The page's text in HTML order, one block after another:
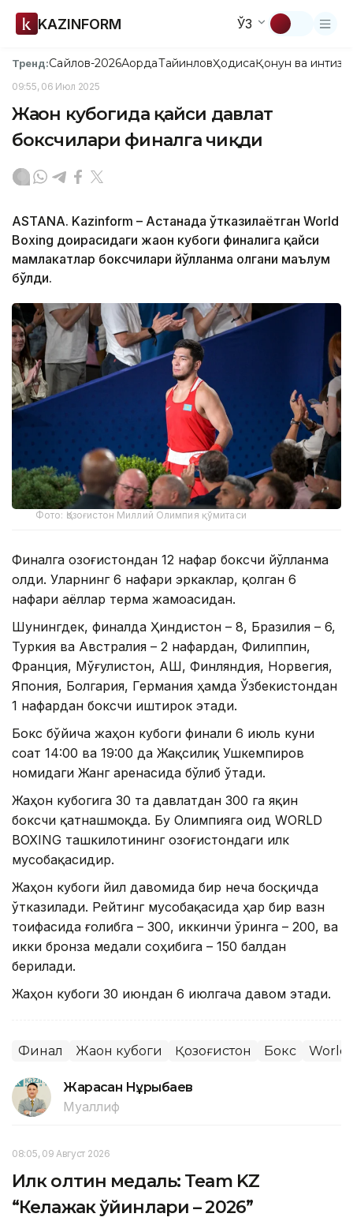
KAZINFORM ЎЗ
Тренд:Сайлов-2026АқордаТайинловҲодисаҚонун ва
09:55, 06 Июл 2025
Жаҳон кубогида қайси давлат
боксчилари финалга чиқди
ASTANA. Kazinform – Астанада ўтказилаётган World
Boxing доирасидаги жаҳон кубоги финалига қайси
мамлакатлар боксчилари йўлланма олгани маълум
бўлди.
Фото: Қозоғистон Миллий Олимпия қўмитаси
Финалга Қозоғистондан 12 нафар боксчи йўлланма
олди. Уларнинг 6 нафари эркаклар, қолган 6
нафари аёллар терма жамоасидан.
Шунингдек, финалда Ҳиндистон – 8, Бразилия – 6,
Туркия ва Австралия – 2 нафардан, Филиппин,
Франция, Мўғулистон, АҚШ, Финляндия, Норвегия,
Япония, Болгария, Германия ҳамда Ўзбекистондан
1 нафардан боксчи иштирок этади.
Бокс бўйича жаҳон кубоги финали 6 июль куни
соат 14:00 ва 19:00 да Жақсилиқ Ушкемпиров
номидаги Жанг аренасида бўлиб ўтади.
Жаҳон кубогига 30 та давлатдан 300 га яқин
боксчи қатнашмоқда. Бу Олимпияга оид WORLD
BOXING ташкилотининг Қозоғистондаги илк
мусобақасидир.
Жаҳон кубоги йил давомида бир неча босқичда
ўтказилади. Рейтинг мусобақасида ҳар бир вазн
тоифасида ғолибга – 300, иккинчи ўринга – 200, ва
икки бронза медали соҳибига – 150 балдан
берилади.
Жаҳон кубоги 30 июндан 6 июлгача давом этади.
Финал Жаҳон кубоги Қозоғистон Бокс World
Жарасқан Нұрыбаев
Муаллиф
08:05, 09 Август 2026
Илк олтин медаль: Team KZ
“Келажак ўйинлари – 2026”